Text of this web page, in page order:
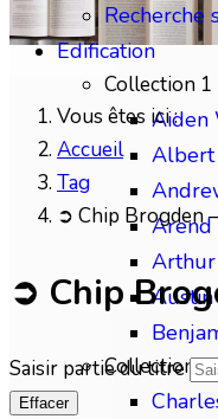
Recherche
Edification
Collection 1
Aiden
Albert
Arend
Arthur
Austin
Collection 2
Vous êtes ici :
Accueil
Tag
➲ Chip Brogden –
➲ Chip
Saisir partie du titre
Effacer